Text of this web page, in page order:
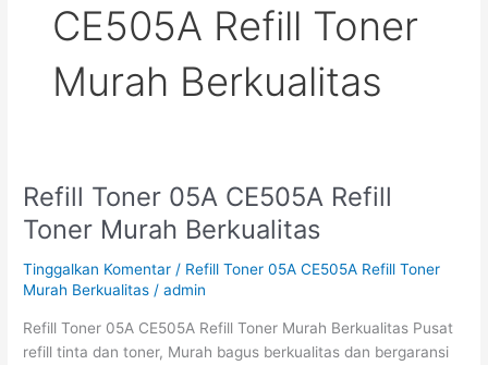
CE505A Refill Toner
Murah Berkualitas
Refill Toner 05A CE505A Refill
Toner Murah Berkualitas
Tinggalkan Komentar / Refill Toner 05A CE505A Refill Toner
Murah Berkualitas /admin
Refill Toner 05A CE505A Refill Toner Murah Berkualitas Pusat
refill tinta dan toner, Murah bagus berkualitas dan bergaransi
Refill
Toner
05A
CE505A
Refill
Murah
Berkualitas